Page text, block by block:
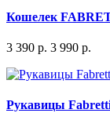
Кошелек
3 390 р. 3 990 р.
Рукавицы Fabretti